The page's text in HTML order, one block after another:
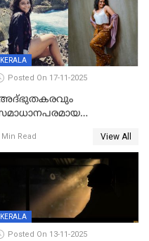
KERALA
Posted On 17-11-2025
മീര
Min Read View All
KERALA
Posted On 13-11-2025